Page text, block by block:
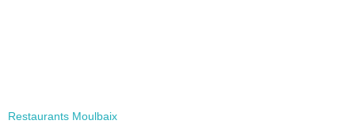
Restaurants Moulbaix